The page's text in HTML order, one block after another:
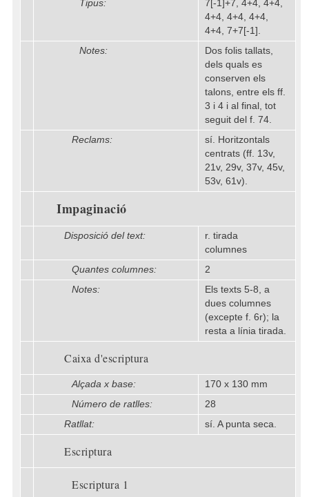
Tipus:
7[-1]+7, 4+4, 4+4,
4+4, 4+4, 4+4,
4+4, 7+7[-1].
Notes:
Dos folis tallats,
dels quals es
conserven els
talons, entre els ff.
3 i 4 i al final, tot
seguit del f. 74.
Reclams:
sí. Horitzontals
centrats (ff. 13v,
21v, 29v, 37v, 45v,
53v, 61v).
Impaginació
Disposició del text:
r. tirada
columnes
Quantes columnes:
2
Notes:
Els texts 5-8, a
dues columnes
(excepte f. 6r); la
resta a línia tirada.
Caixa d'escriptura
Alçada x base:
170 x 130 mm
Número de ratlles:
28
Ratllat:
sí. A punta seca.
Escriptura
Escriptura 1